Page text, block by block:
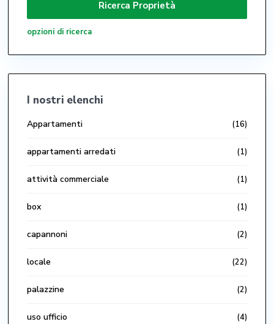
opzioni di ricerca
I nostri elenchi
Appartamenti (16)
appartamenti arredati (1)
attività commerciale (1)
box (1)
capannoni (2)
locale (22)
palazzine (2)
uso ufficio (4)